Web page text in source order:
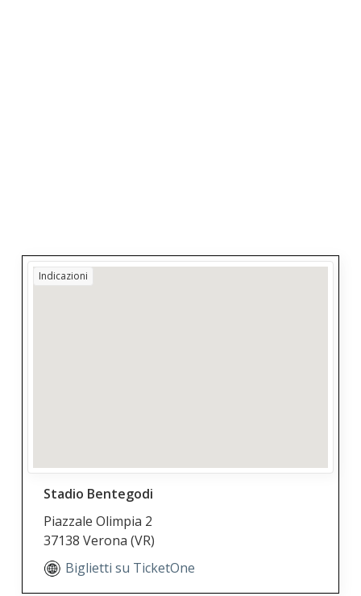
Indicazioni
Stadio Bentegodi
Piazzale Olimpia 2
37138 Verona(VR)
Biglietti su TicketOne